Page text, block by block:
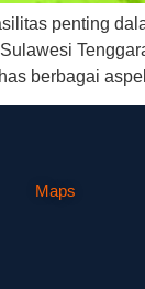
penting
berbagai
Maps